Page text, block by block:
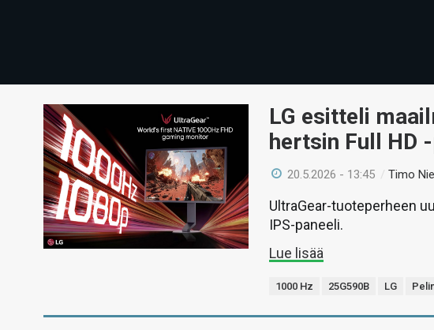
LG esitteli
hertsin Full HD
20.5.2026 - 13:45 /Timo
UltraGear-tuoteperheen
IPS-paneeli.
Lue lisää
1000 Hz 25G590B LG